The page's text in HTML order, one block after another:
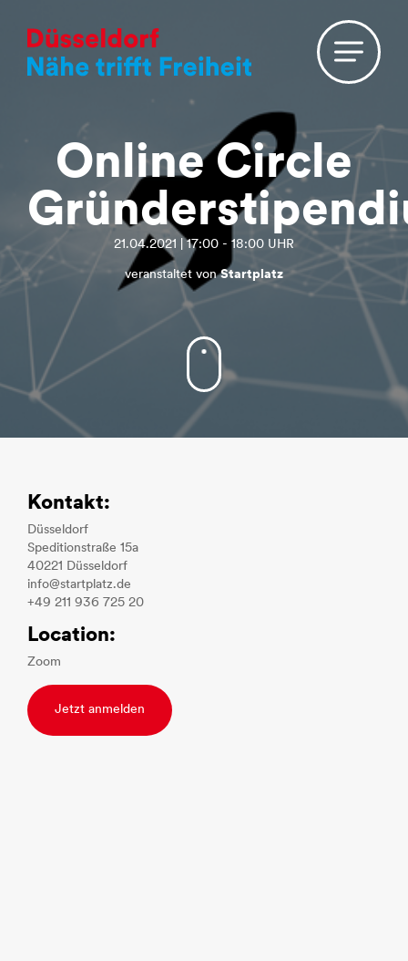
Online Circle
21.04.2021 | 17:00 - 18:00 UHR
veranstaltet vonStartplatz
Kontakt:
Düsseldorf
Speditionstraße 15a
40221 Düsseldorf
info@startplatz.de
+49 211 936 725 20
Location:
Zoom
Jetzt anmelden